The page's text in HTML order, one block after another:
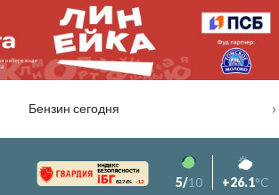
Бензин сегодня ›
82.76% -1.2 5/10 +26.1°C